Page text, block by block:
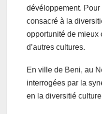
dévéloppement.
consacré à la
opportunité de mieux
d’autres cultures.
En ville de Beni, au
interrogées par la
en la diversitié